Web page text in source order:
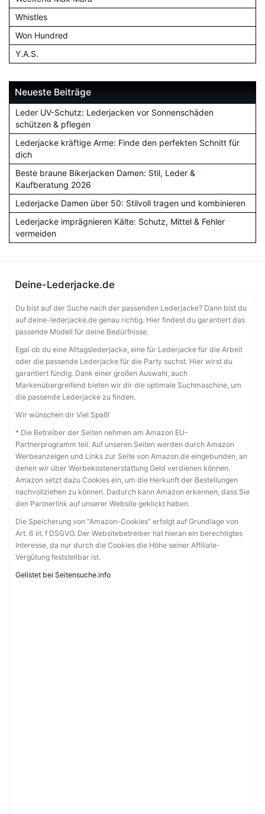
Whistles
Won Hundred
Y.A.S.
Neueste Beiträge
Leder UV-Schutz: Lederjacken vor Sonnenschäden
schützen & pflegen
Lederjacke kräftige Arme: Finde den perfekten Schnitt für
dich
Beste braune Bikerjacken Damen: Stil, Leder &
Kaufberatung 2026
Lederjacke Damen über 50: Stilvoll tragen und kombinieren
Lederjacke imprägnieren Kälte: Schutz, Mittel & Fehler
vermeiden
Deine-Lederjacke.de
Du bist auf der Suche nach der passenden Lederjacke? Dann bist du
auf deine-lederjacke.de genau richtig. Hier findest du garantiert das
passende Modell für deine Bedürfnisse.
Egal ob du eine Alltagslederjacke, eine für Lederjacke für die Arbeit
oder die passende Lederjacke für die Party suchst. Hier wirst du
garantiert fündig. Dank einer großen Auswahl, auch
Markenübergreifend bieten wir dir die optimale Suchmaschine, um
die passende Lederjacke zu finden.
Wir wünschen dir Viel Spaß!
* Die Betreiber der Seiten nehmen am Amazon EU-
Partnerprogramm teil. Auf unseren Seiten werden durch Amazon
Werbeanzeigen und Links zur Seite von Amazon.de eingebunden, an
denen wir über Werbekostenerstattung Geld verdienen können.
Amazon setzt dazu Cookies ein, um die Herkunft der Bestellungen
nachvollziehen zu können. Dadurch kann Amazon erkennen, dass Sie
den Partnerlink auf unserer Website geklickt haben.
Die Speicherung von “Amazon-Cookies” erfolgt auf Grundlage von
Art. 6 lit. f DSGVO. Der Websitebetreiber hat hieran ein berechtigtes
Interesse, da nur durch die Cookies die Höhe seiner Affiliate-
Vergütung feststellbar ist.
Gelistet bei Seitensuche.info